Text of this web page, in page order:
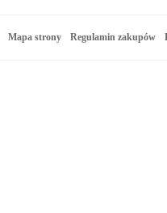
Mapa strony Regulamin zakupów